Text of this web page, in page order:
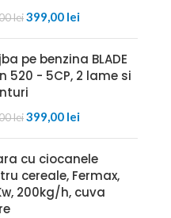
lei399,00 lei
pe benzina BLADE
520 - 5CP, 2 lame si
lei399,00 lei
cu ciocanele
cereale, Fermax,
200kg/h, cuva